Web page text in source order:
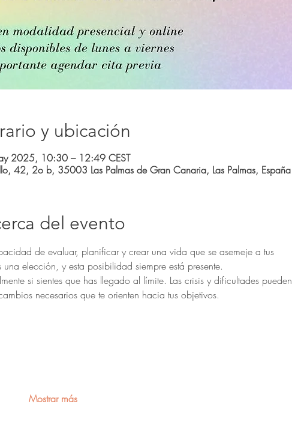
y ubicación
2025, 10:30 – 12:49 CEST
42, 2o b, 35003 Las Palmas de Gran Canaria, Las Palmas, España
del evento
de evaluar, planificar y crear una vida que se asemeje a tus
elección, y esta posibilidad siempre está presente.
si sientes que has llegado al límite. Las crisis y dificultades pueden
necesarios que te orienten hacia tus objetivos.
Mostrar más